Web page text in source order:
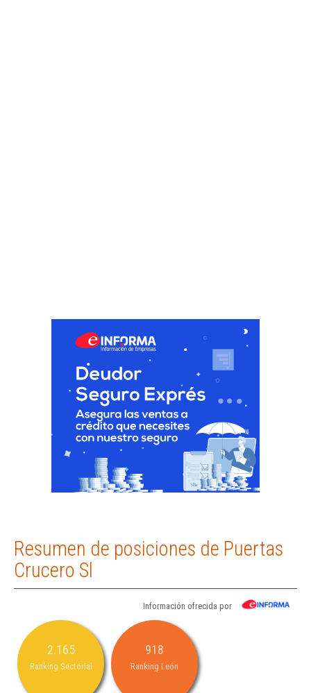
Resumen de posiciones de Puertas
Crucero Sl
Información ofrecida por
2.165
Ranking Sectorial
918
Ranking León